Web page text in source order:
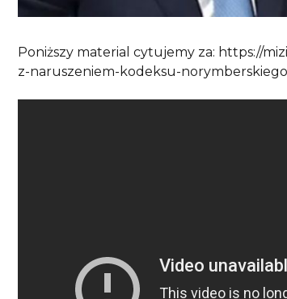
Poniższy material cytujemy za: https://
z-naruszeniem-kodeksu-